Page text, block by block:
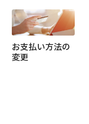
お支払い方法の
変更